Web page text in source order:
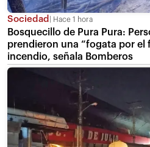
Sociedad Hace 1 hora
Bosquecillo de Pura Pura:
prendieron una “fogata por el
incendio, señala Bomberos